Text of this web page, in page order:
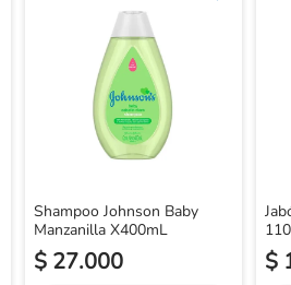
Shampoo Johnson Baby
Manzanilla X400mL
$ 27.000 $